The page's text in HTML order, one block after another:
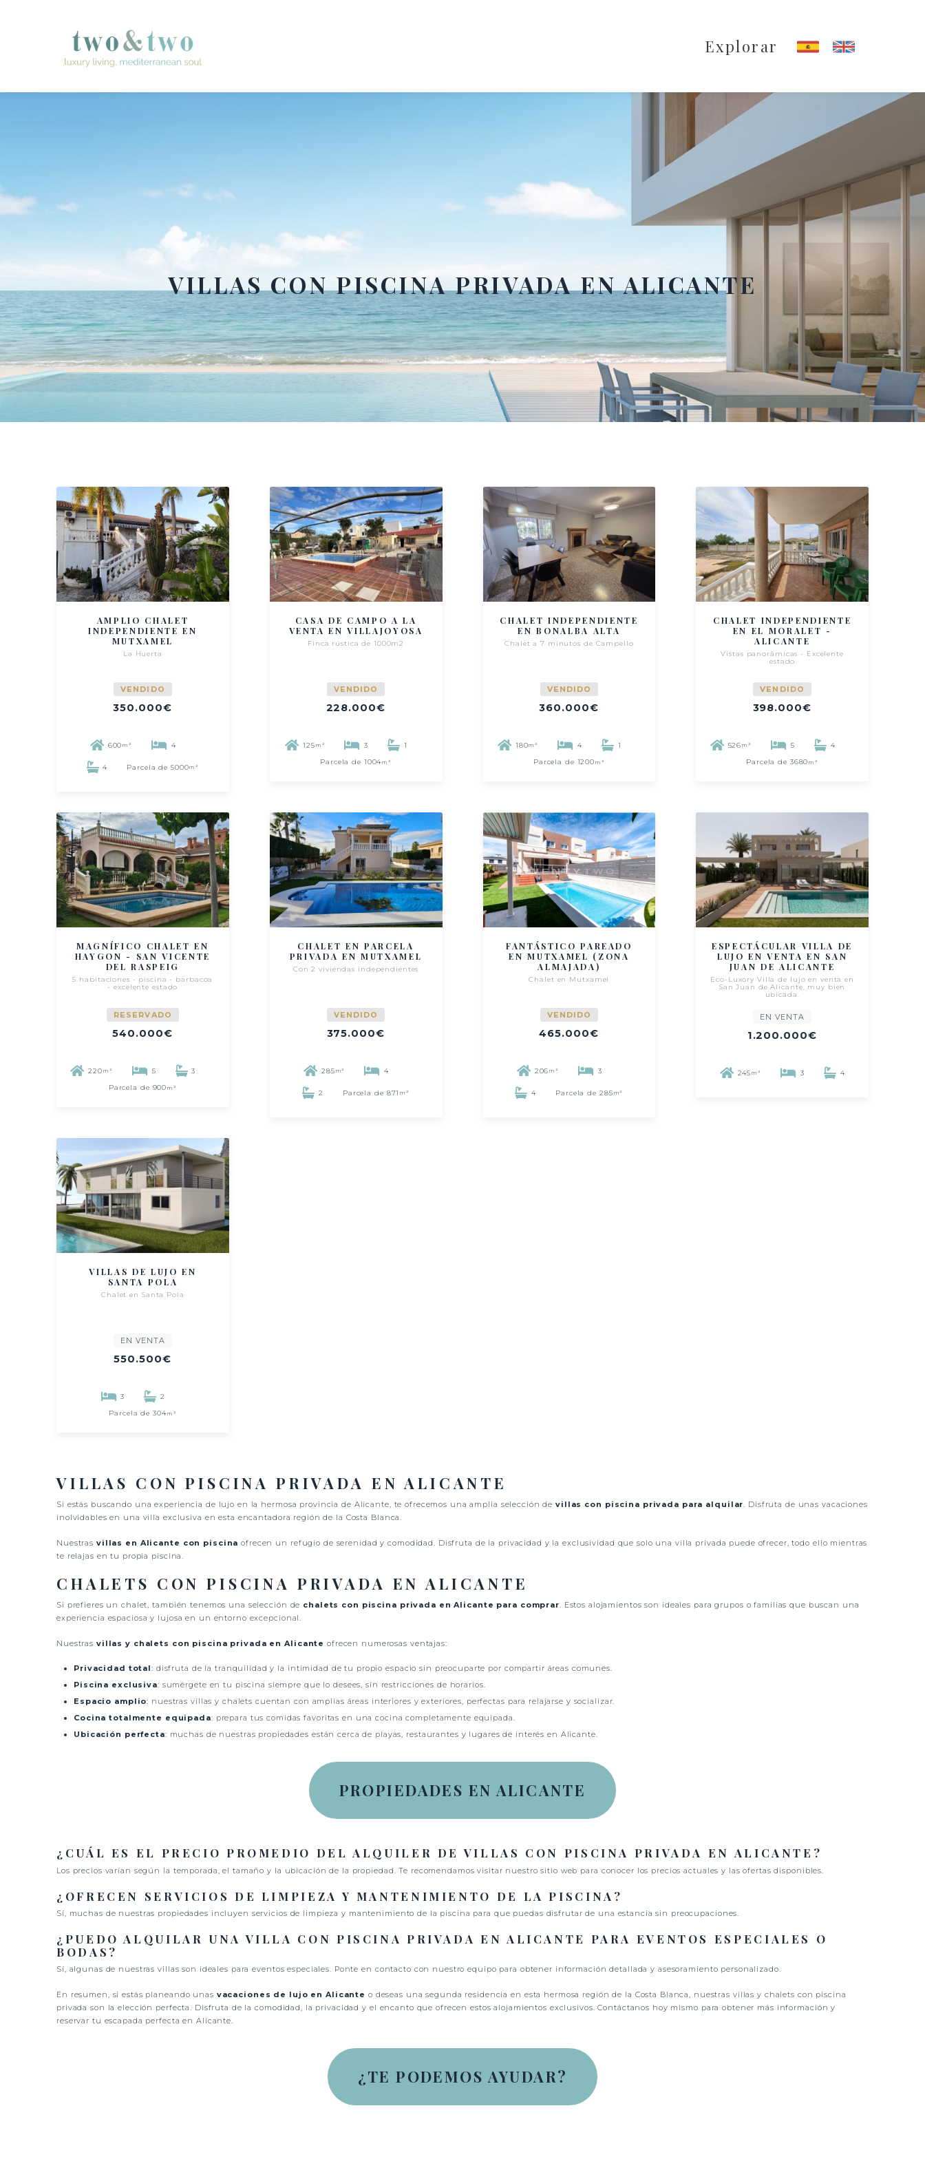
Explorar
VILLAS CON PISCINA PRIVADA EN ALICANTE
AMPLIO CHALET
INDEPENDIENTE EN
MUTXAMEL
La Huerta
VENDIDO
350.000€
600 m² 4
4 Parcela de 5000m²
CASA DE CAMPO A LA
VENTA EN VILLAJOYOSA
Finca rústica de 1000m2
VENDIDO
228.000€
125 m² 3 1
Parcela de 1004 m²
CHALET INDEPENDIENTE
EN BONALBA ALTA
Chalet a 7 minutos de Campello
VENDIDO
360.000€
180m² 4 1
Parcela de 1200 m²
CHALET INDEPENDIENTE
EN EL MORALET -
ALICANTE
Vistas panorámicas - Excelente
estado
VENDIDO
398.000€
526 m² 5 4
Parcela de 3680 m²
MAGNÍFICO CHALET EN
HAYGON - SAN VICENTE
DEL RASPEIG
5 habitaciones - piscina - barbacoa
- excelente estado
RESERVADO
540.000€
220 m² 5 3
Parcela de 900 m²
CHALET EN PARCELA
PRIVADA EN MUTXAMEL
Con 2 viviendas independientes
VENDIDO
375.000€
285 m² 4
2 Parcela de 871 m²
FANTÁSTICO PAREADO
EN MUTXAMEL (ZONA
ALMAJADA)
Chalet en Mutxamel
VENDIDO
465.000€
206 m² 3
4 Parcela de 285 m²
ESPECTÁCULAR VILLA DE
LUJO EN VENTA EN SAN
JUAN DE ALICANTE
Eco-Luxory Villa de lujo en venta en
San Juan de Alicante, muy bien
ubicada.
EN VENTA
1.200.000€
245 m² 3 4
VILLAS DE LUJO EN
SANTA POLA
Chalet en Santa Pola
EN VENTA
550.500€
3 2
Parcela de 304 m²
VILLAS CON PISCINA PRIVADA EN ALICANTE
Si estás buscando una experiencia de lujo en la hermosa provincia de Alicante, te ofrecemos una amplia selección devillas con piscina privada para alquilar. Disfruta de unas vacaciones
inolvidables en una villa exclusiva en esta encantadora región de la Costa Blanca.
Nuestras villas en Alicante con piscina ofrecen un refugio de serenidad y comodidad. Disfruta de la privacidad y la exclusividad que solo una villa privada puede ofrecer, todo ello mientras
te relajas en tu propia piscina.
CHALETS CON PISCINA PRIVADA EN ALICANTE
Si prefieres un chalet, también tenemos una selección de chalets con piscina privada en Alicante para comprar. Estos alojamientos son ideales para grupos o familias que buscan una
experiencia espaciosa y lujosa en un entorno excepcional.
Nuestras villas y chalets con piscina privada en Alicante ofrecen numerosas ventajas:
Privacidad total: disfruta de la tranquilidad y la intimidad de tu propio espacio sin preocuparte por compartir áreas comunes.
Piscina exclusiva: sumérgete en tu piscina siempre que lo desees, sin restricciones de horarios.
Espacio amplio: nuestras villas y chalets cuentan con amplias áreas interiores y exteriores, perfectas para relajarse y socializar.
Cocina totalmente equipada: prepara tus comidas favoritas en una cocina completamente equipada.
Ubicación perfecta: muchas de nuestras propiedades están cerca de playas, restaurantes y lugares de interés en Alicante.
PROPIEDADES EN ALICANTE
¿CUÁL ES EL PRECIO PROMEDIO DEL ALQUILER DE VILLAS CON PISCINA PRIVADA EN ALICANTE?
Los precios varían según la temporada, el tamaño y la ubicación de la propiedad. Te recomendamos visitar nuestro sitio web para conocer los precios actuales y las ofertas disponibles.
¿OFRECEN SERVICIOS DE LIMPIEZA Y MANTENIMIENTO DE LA PISCINA?
Sí, muchas de nuestras propiedades incluyen servicios de limpieza y mantenimiento de la piscina para que puedas disfrutar de una estancia sin preocupaciones.
¿PUEDO ALQUILAR UNA VILLA CON PISCINA PRIVADA EN ALICANTE PARA EVENTOS ESPECIALES O
BODAS?
Sí, algunas de nuestras villas son ideales para eventos especiales. Ponte en contacto con nuestro equipo para obtener información detallada y asesoramiento personalizado.
En resumen, si estás planeando unas vacaciones de lujo en Alicante o deseas una segunda residencia en esta hermosa región de la Costa Blanca, nuestras villas y chalets con piscina
privada son la elección perfecta. Disfruta de la comodidad, la privacidad y el encanto que ofrecen estos alojamientos exclusivos. Contáctanos hoy mismo para obtener más información y
reservar tu escapada perfecta en Alicante.
¿TE PODEMOS AYUDAR?